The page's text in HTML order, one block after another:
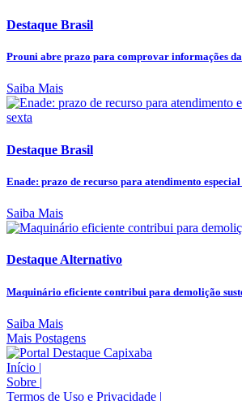
Destaque Brasil
Prouni abre prazo para comprovar informações
Saiba Mais
Destaque Brasil
Enade: prazo de recurso para atendimento
Saiba Mais
Destaque Alternativo
Maquinário eficiente contribui para demolição
Saiba Mais
Mais Postagens
Início |
Sobre |
Termos de Uso e Privacidade |